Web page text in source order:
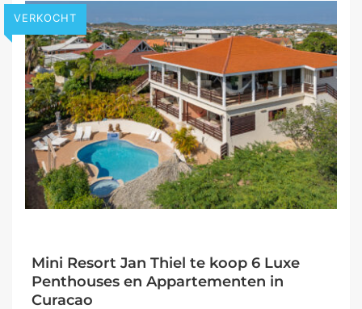
VERKOCHT
Mini Resort Jan Thiel te koop 6 Luxe
Penthouses en Appartementen in
Curacao